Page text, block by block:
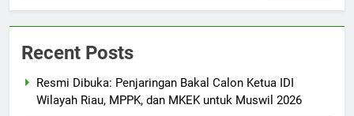
Recent Posts
Resmi Dibuka: Penjaringan Bakal Calon Ketua IDI
Wilayah Riau, MPPK, dan MKEK untuk Muswil 2026